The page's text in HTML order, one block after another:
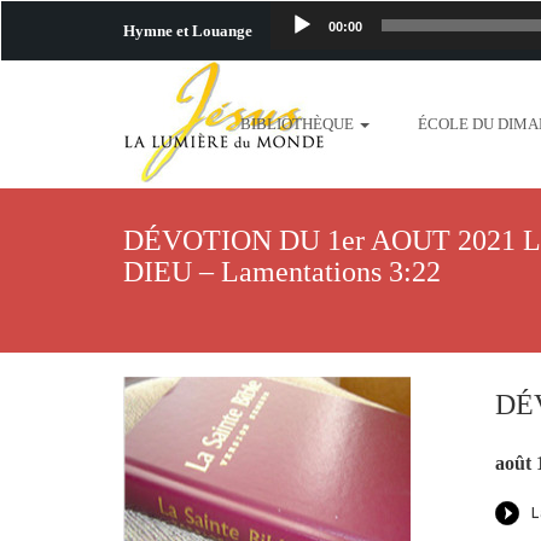
Hymne et Louange 00:00
taime.mp3 http://
content/uploads/2018/06/
http://www.lafoiapostolique.org/wp-
http://www.lafoiapostolique.org/wp-
BIBLIOTHÈQUE ÉCOLE DU
DÉVOTION DU 1er AOUT 2021
DIEU – Lamentations 3:22
août